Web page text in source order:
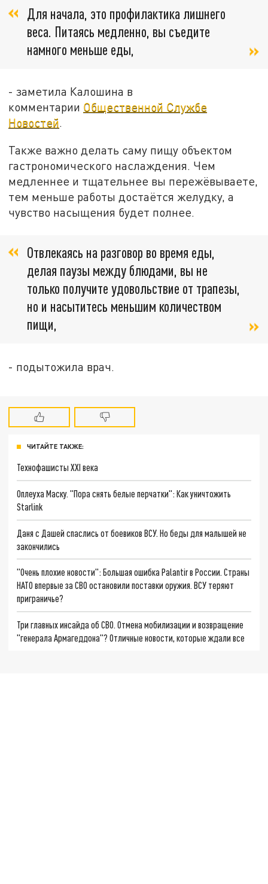
Для начала, это профилактика лишнего
веса. Питаясь медленно, вы съедите
намного меньше еды,
- заметила Калошина в
комментарии Общественной Службе
Новостей.
Также важно делать саму пищу объектом
гастрономического наслаждения. Чем
медленнее и тщательнее вы пережёвываете,
тем меньше работы достаётся желудку, а
чувство насыщения будет полнее.
Отвлекаясь на разговор во время еды,
делая паузы между блюдами, вы не
только получите удовольствие от трапезы,
но и насытитесь меньшим количеством
пищи,
- подытожила врач.
ЧИТАЙТЕ ТАКЖЕ:
Технофашисты XXI века
Оплеуха Маску. "Пора снять белые перчатки": Как уничтожить
Starlink
Даня с Дашей спаслись от боевиков ВСУ. Но беды для малышей не
закончились
"Очень плохие новости": Большая ошибка Palantir в России. Страны
НАТО впервые за СВО остановили поставки оружия. ВСУ теряют
приграничье?
Три главных инсайда об СВО. Отмена мобилизации и возвращение
"генерала Армагеддона"? Отличные новости, которые ждали все